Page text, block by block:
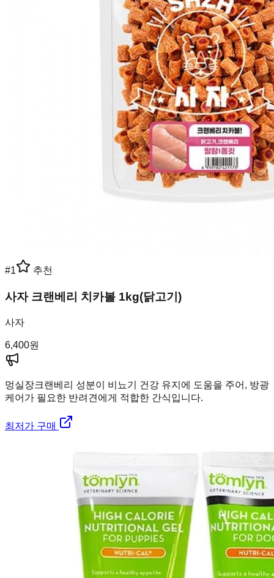
#1 추천
사자 크랜베리 치카볼 1kg(닭고기)
사자
6,400원
멍실장크랜베리 성분이 비뇨기 건강 유지에 도움을 주어, 방광
케어가 필요한 반려견에게 적합한 간식입니다.
최저가 구매